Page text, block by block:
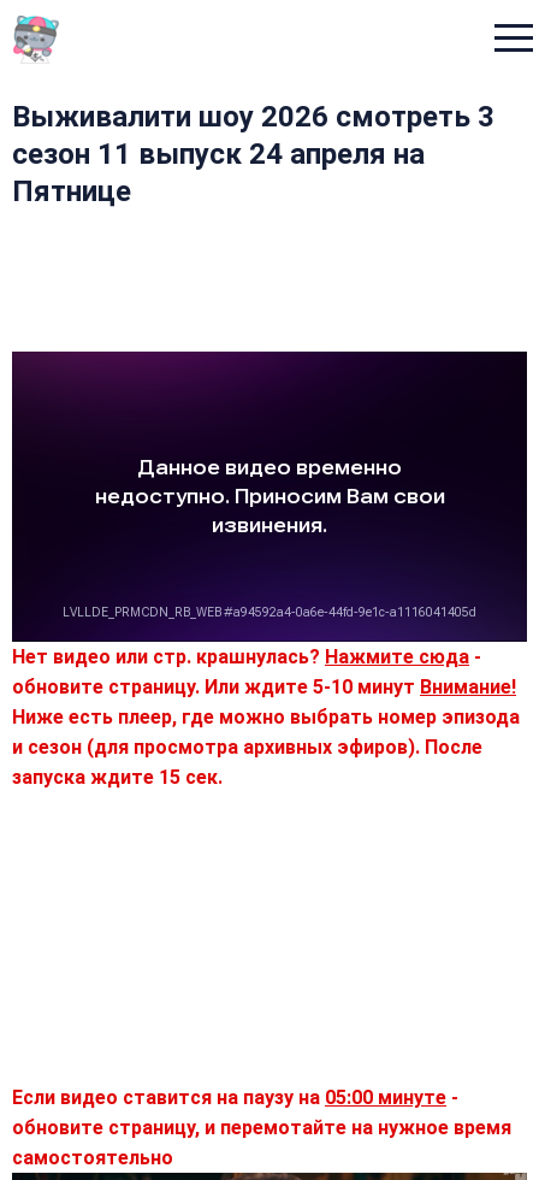
Выживалити шоу 2026 смотреть 3
сезон 11 выпуск 24 апреля на
Пятнице
Нет видео или стр. крашнулась? Нажмите сюда -
обновите страницу. Или ждите 5-10 минут Внимание!
Ниже есть плеер, где можно выбрать номер эпизода
и сезон (для просмотра архивных эфиров). После
запуска ждите 15 сек.
Если видео ставится на паузу на 05:00 минуте -
обновите страницу, и перемотайте на нужное время
самостоятельно